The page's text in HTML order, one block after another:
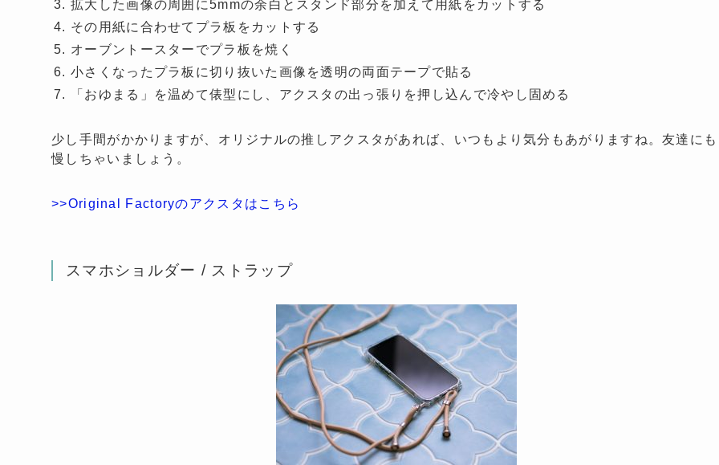
拡大した画像の周囲に5mmの余白とスタンド部分を加えて用紙をカットする
その用紙に合わせてプラ板をカットする
オーブントースターでプラ板を焼く
小さくなったプラ板に切り抜いた画像を透明の両面テープで貼る
「おゆまる」を温めて俵型にし、アクスタの出っ張りを押し込んで冷やし固める
少し手間がかかりますが、オリジナルの推しアクスタがあれば、いつもより気分もあがりますね。友達に
慢しちゃいましょう。
>>Original Factoryのアクスタはこちら
スマホショルダー / ストラップ